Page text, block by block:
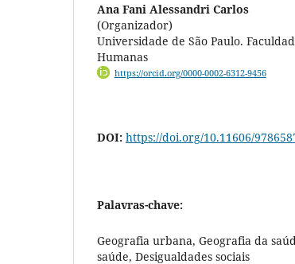
Ana Fani Alessandri Carlos
(Organizador)
Universidade de São Paulo.
Humanas
https://orcid.org/0000-0002-6312-9456
DOI: https://doi.org/10.11606/
Palavras-chave:
Geografia urbana, Geografia da
saúde, Desigualdades sociais